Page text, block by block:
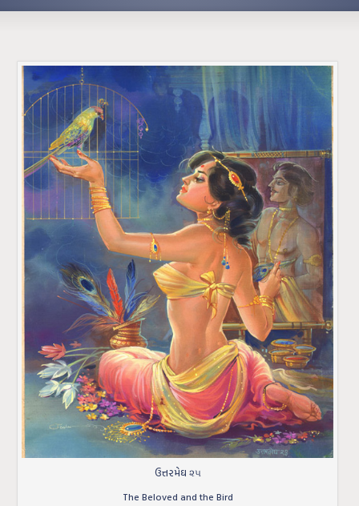
ઉત્તરમેઘ ૨૫
The Beloved and the Bird